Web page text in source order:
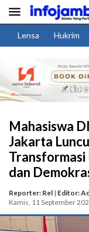

Lensa Hukrim
Mahasiswa
Jakarta
dan
Reporter: Rel | Editor:
Kamis, 11 September